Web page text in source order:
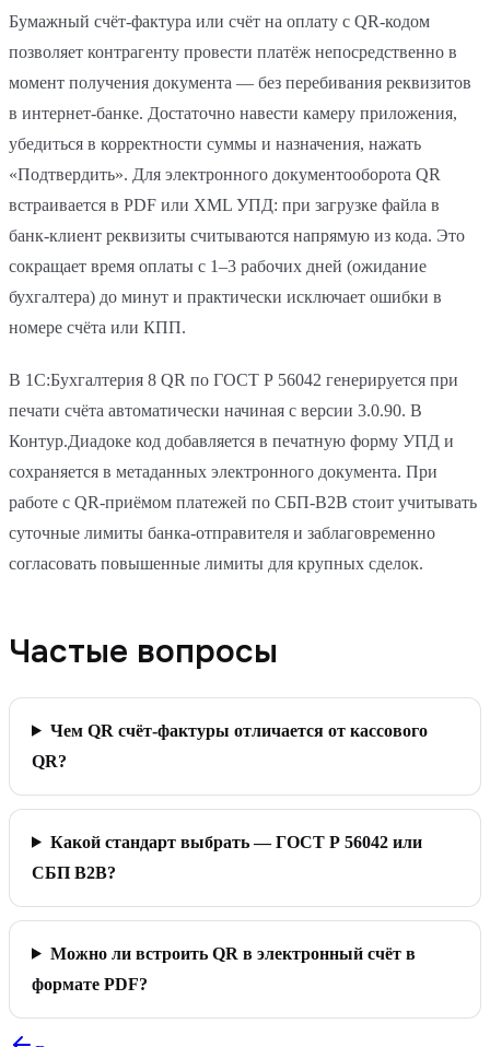
Бумажный счёт-фактура или счёт на оплату с QR-кодом
позволяет контрагенту провести платёж непосредственно в
момент получения документа — без перебивания реквизитов
в интернет-банке. Достаточно навести камеру приложения,
убедиться в корректности суммы и назначения, нажать
«Подтвердить». Для электронного документооборота QR
встраивается в PDF или XML УПД: при загрузке файла в
банк-клиент реквизиты считываются напрямую из кода. Это
сокращает время оплаты с 1–3 рабочих дней (ожидание
бухгалтера) до минут и практически исключает ошибки в
номере счёта или КПП.
В 1С:Бухгалтерия 8 QR по ГОСТ Р 56042 генерируется при
печати счёта автоматически начиная с версии 3.0.90. В
Контур.Диадоке код добавляется в печатную форму УПД и
сохраняется в метаданных электронного документа. При
работе с QR-приёмом платежей по СБП-B2B стоит учитывать
суточные лимиты банка-отправителя и заблаговременно
согласовать повышенные лимиты для крупных сделок.
Частые вопросы
Чем QR счёт-фактуры отличается от кассового
QR?
Какой стандарт выбрать — ГОСТ Р 56042 или
СБП B2B?
Можно ли встроить QR в электронный счёт в
формате PDF?